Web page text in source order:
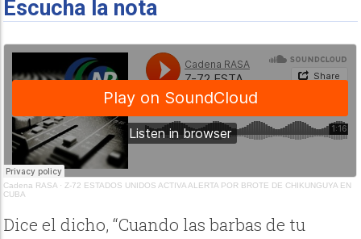
Escucha la nota
Cadena RASA ·Z-72 ESTADOS UNIDOS ACTIVA ALERTA POR BROTE DE CHIKUNGUYA EN
CUBA
Dice el dicho, “Cuando las barbas de tu